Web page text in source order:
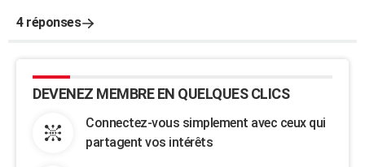
4 réponses
DEVENEZ MEMBRE EN QUELQUES CLICS
Connectez-vous simplement avec ceux qui
partagent vos intérêts